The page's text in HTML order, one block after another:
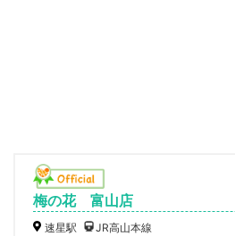
梅の花 富山店
速星駅 JR高山本線